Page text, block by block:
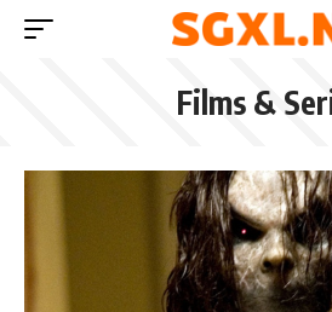
Films &